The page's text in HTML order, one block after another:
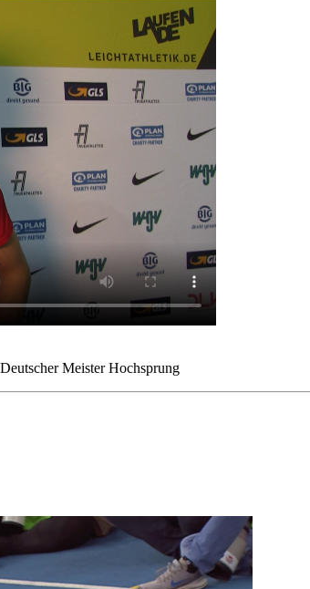
Meister Hochsprung